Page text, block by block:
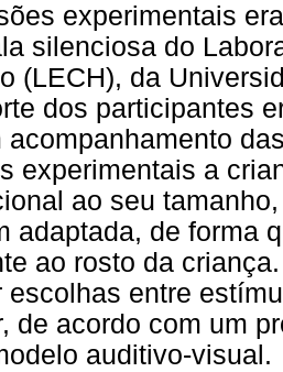
experimentais
silenciosa do
(LECH), da
dos participantes
acompanhamento
experimentais a
ao seu
adaptada, de forma
ao rosto da
escolhas entre
de acordo com um
auditivo-visual.